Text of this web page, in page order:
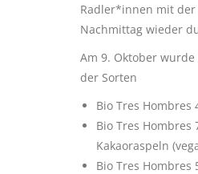
Radler*innen mit der
Nachmittag wieder
Am 9. Oktober
der Sorten
Bio Tres Hombres
Bio Tres
Kakaoraspeln
Bio Tres Hombres